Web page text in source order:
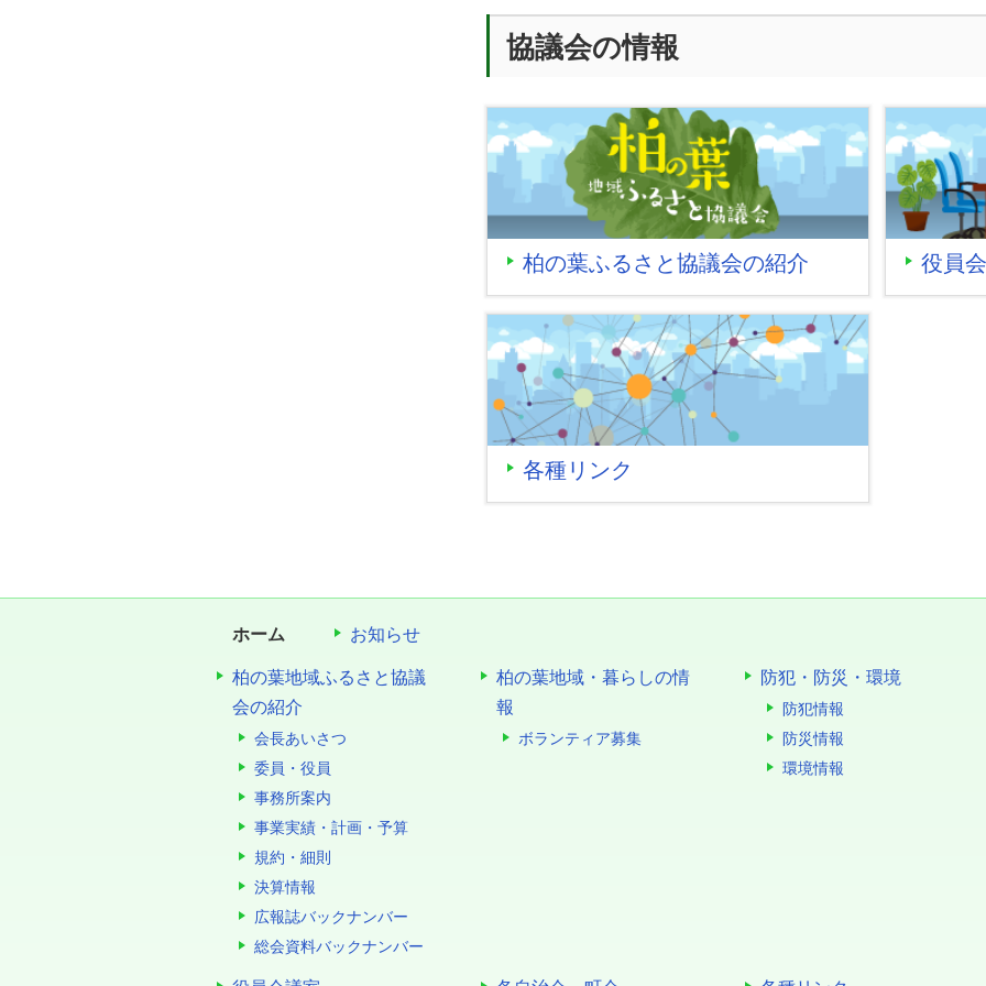
協議会の情報
柏の葉ふるさと協議会の紹介 役員
各種リンク
ホーム お知らせ
柏の葉地域ふるさと協議
会の紹介
会長あいさつ
委員・役員
事務所案内
事業実績・計画・予算
規約・細則
決算情報
広報誌バックナンバー
総会資料バックナンバー
柏の葉地域・暮らしの情
報
ボランティア募集
防犯・防災・環境
防犯情報
防災情報
環境情報